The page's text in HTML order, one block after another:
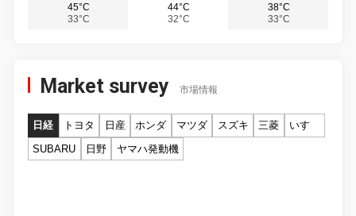
45°C
33°C
44°C
32°C
38°C
33°C
Market survey 市場情報
日経 トヨタ 日産 ホンダ マツダ スズキ 三菱
いすゞ
SUBARU
日野 ヤマハ発動機